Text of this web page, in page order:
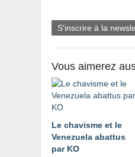
S'inscrire à la
Vous aimerez
Le chavisme et le
Venezuela abattus
par KO